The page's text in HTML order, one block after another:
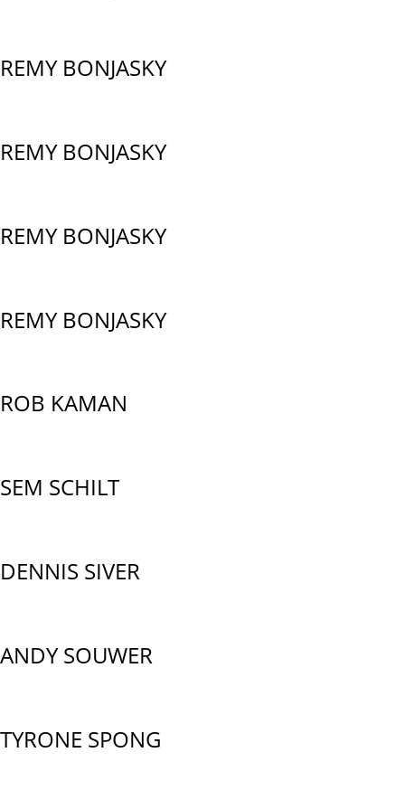
REMY BONJASKY
REMY BONJASKY
REMY BONJASKY
REMY BONJASKY
ROB KAMAN
SEM SCHILT
DENNIS SIVER
ANDY SOUWER
TYRONE SPONG